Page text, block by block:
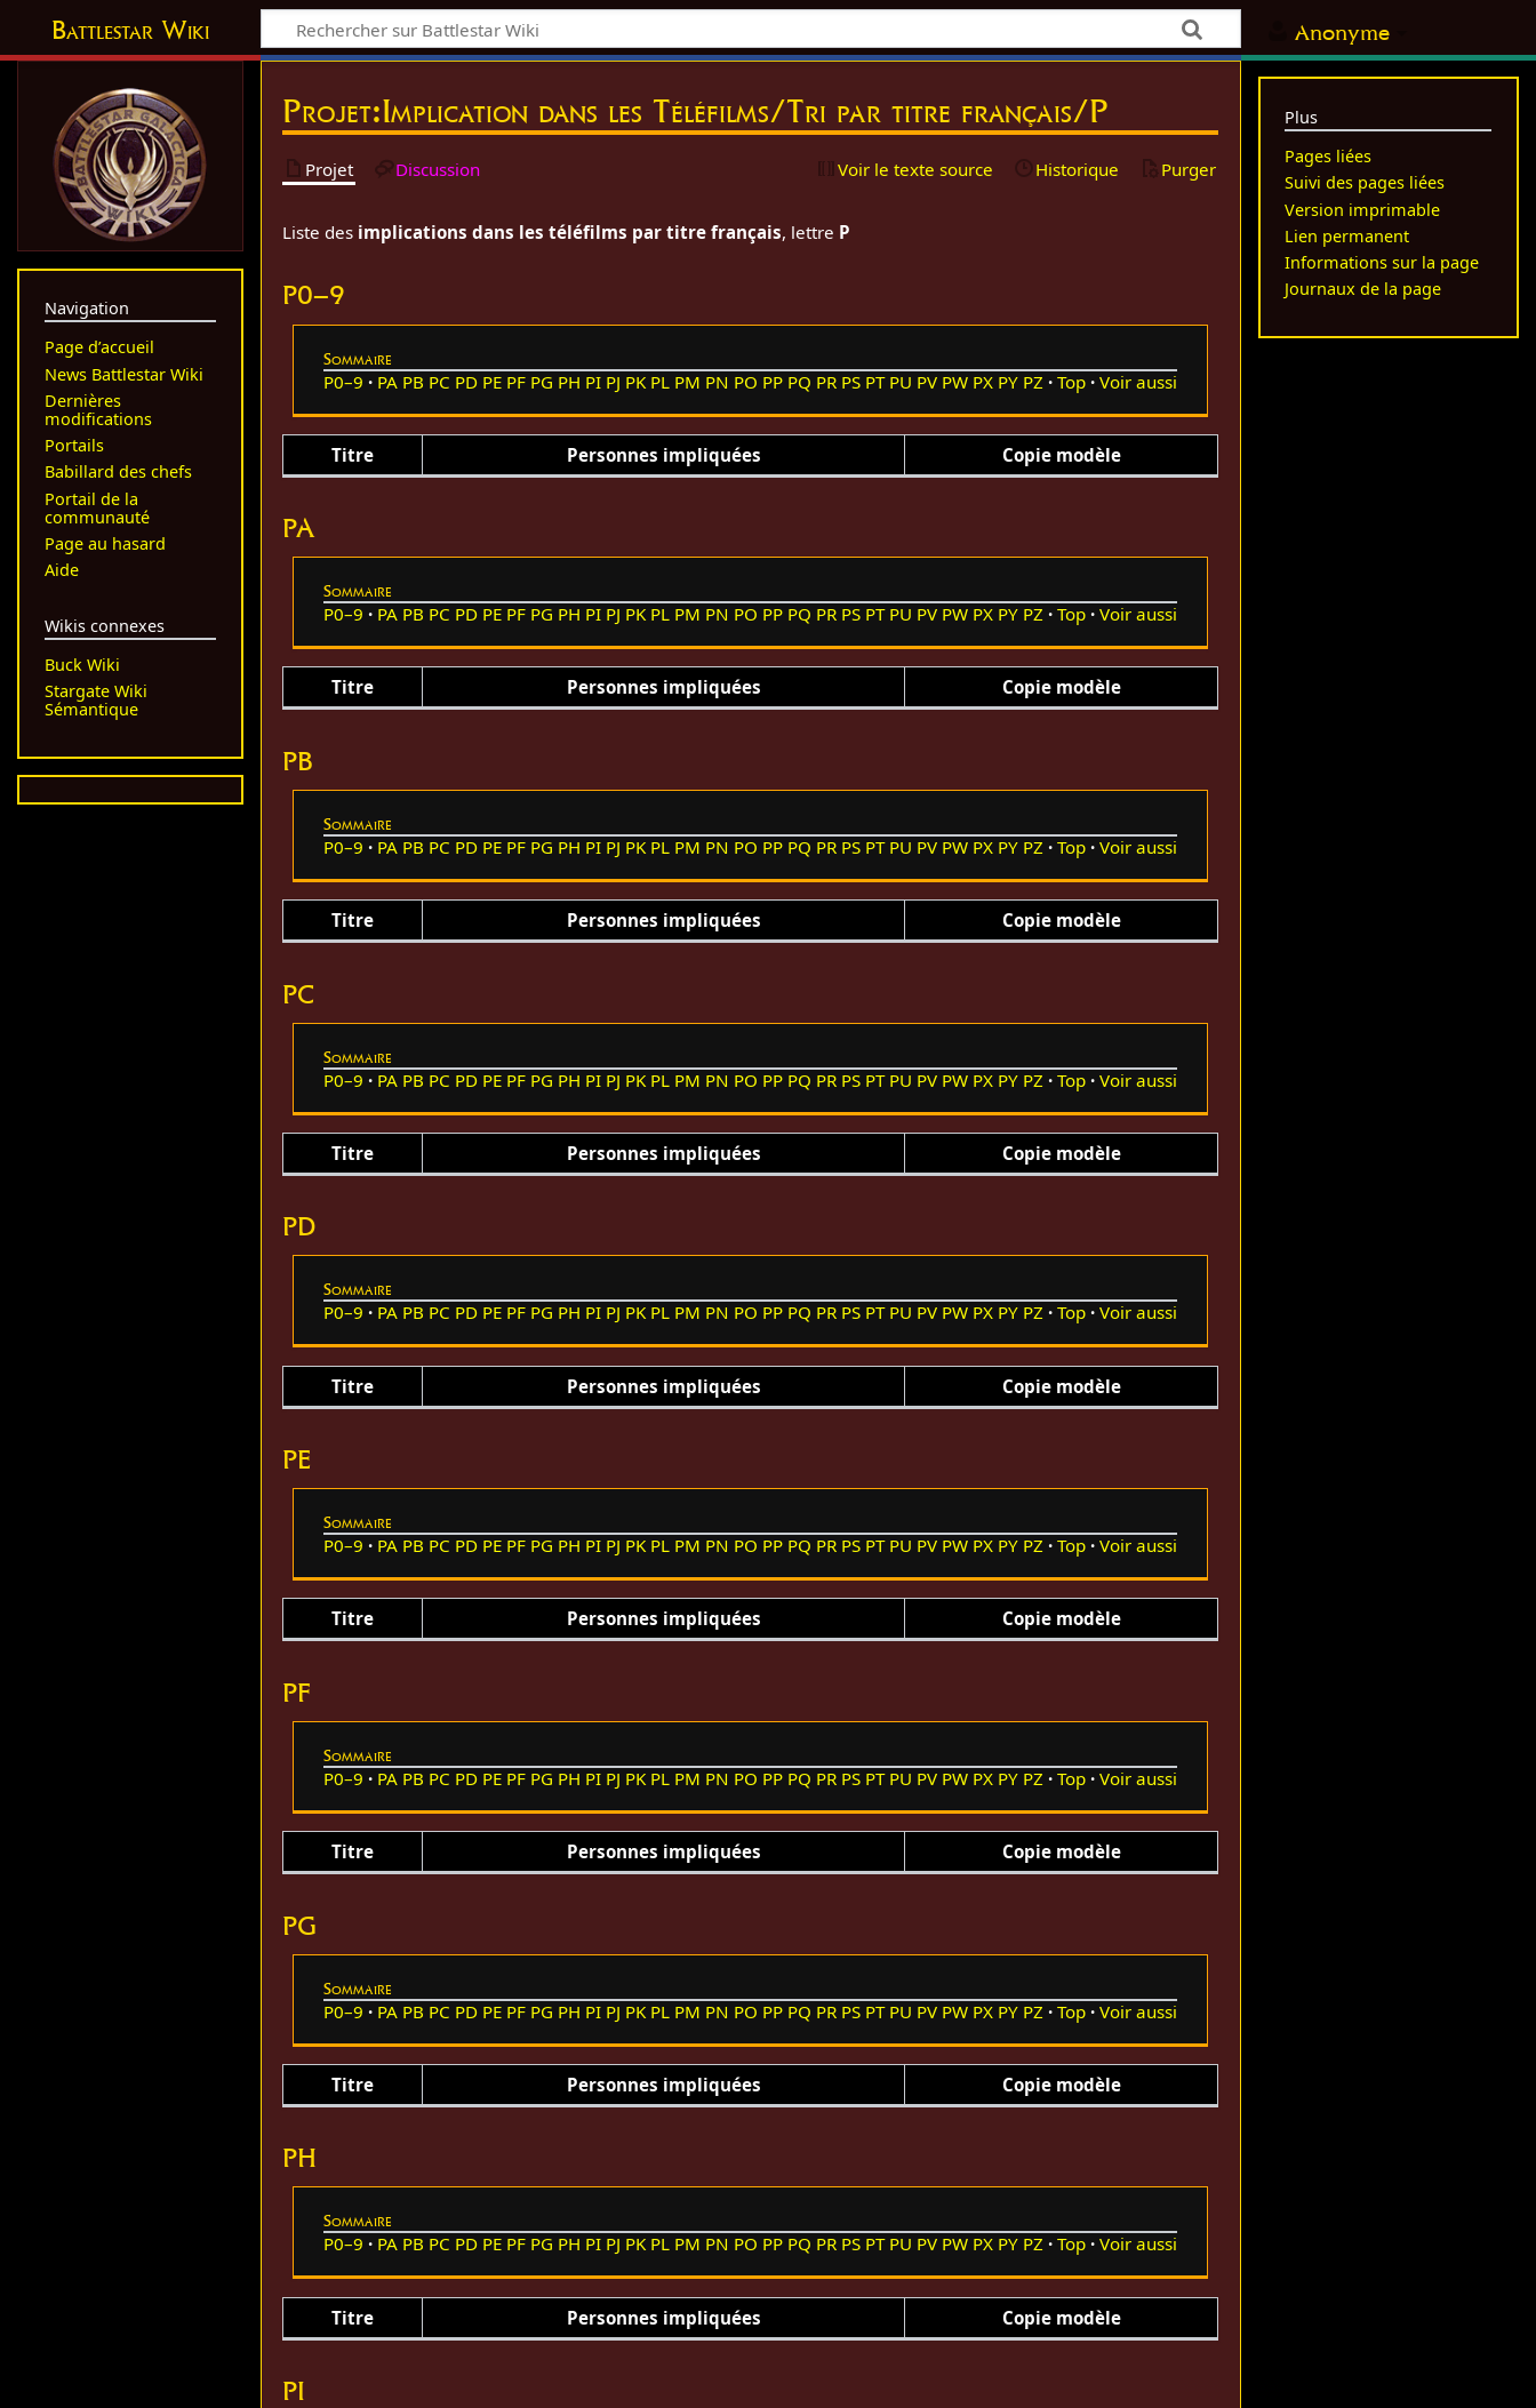
Anonyme
Battlestar Wiki
Projet:Implication dans les Téléfilms/Tri par titre français/P
Projet Discussion Voir le texte source Historique Purger
Liste des implications dans les téléfilms par titre français, lettre P
P0–9
Sommaire
P0–9 PA PB PC PD PE PF PG PH PI PJ PK PL PM PN PO PP PQ PR PS PT PU PV PW PX PY PZ Top Voir aussi
Titre Personnes impliquées Copie modèle
PA
Sommaire
P0–9 PA PB PC PD PE PF PG PH PI PJ PK PL PM PN PO PP PQ PR PS PT PU PV PW PX PY PZ Top Voir aussi
Titre Personnes impliquées Copie modèle
PB
Sommaire
P0–9 PA PB PC PD PE PF PG PH PI PJ PK PL PM PN PO PP PQ PR PS PT PU PV PW PX PY PZ Top Voir aussi
Titre Personnes impliquées Copie modèle
PC
Sommaire
P0–9 PA PB PC PD PE PF PG PH PI PJ PK PL PM PN PO PP PQ PR PS PT PU PV PW PX PY PZ Top Voir aussi
Titre Personnes impliquées Copie modèle
PD
Sommaire
P0–9 PA PB PC PD PE PF PG PH PI PJ PK PL PM PN PO PP PQ PR PS PT PU PV PW PX PY PZ Top Voir aussi
Titre Personnes impliquées Copie modèle
PE
Sommaire
P0–9 PA PB PC PD PE PF PG PH PI PJ PK PL PM PN PO PP PQ PR PS PT PU PV PW PX PY PZ Top Voir aussi
Titre Personnes impliquées Copie modèle
PF
Sommaire
P0–9 PA PB PC PD PE PF PG PH PI PJ PK PL PM PN PO PP PQ PR PS PT PU PV PW PX PY PZ Top Voir aussi
Titre Personnes impliquées Copie modèle
PG
Sommaire
P0–9 PA PB PC PD PE PF PG PH PI PJ PK PL PM PN PO PP PQ PR PS PT PU PV PW PX PY PZ Top Voir aussi
Titre Personnes impliquées Copie modèle
PH
Sommaire
P0–9 PA PB PC PD PE PF PG PH PI PJ PK PL PM PN PO PP PQ PR PS PT PU PV PW PX PY PZ Top Voir aussi
Titre Personnes impliquées Copie modèle
PI
Navigation
Page d’accueil
News Battlestar Wiki
Dernières
modifications
Portails
Babillard des chefs
Portail de la
communauté
Page au hasard
Aide
Wikis connexes
Buck Wiki
Stargate Wiki
Sémantique
Plus
Pages liées
Suivi des pages liées
Version imprimable
Lien permanent
Informations sur la page
Journaux de la page